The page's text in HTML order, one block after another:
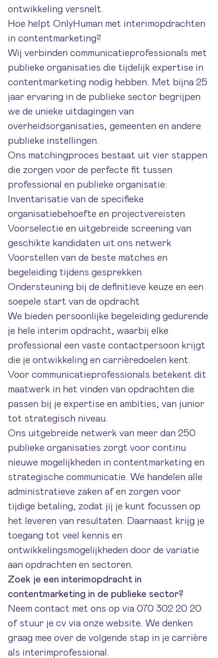
ontwikkeling versnelt.
Hoe helpt OnlyHuman met interimopdrachten
in contentmarketing?
Wij verbinden communicatieprofessionals met
publieke organisaties die tijdelijk expertise in
contentmarketing nodig hebben. Met bijna 25
jaar ervaring in de publieke sector begrijpen
we de unieke uitdagingen van
overheidsorganisaties, gemeenten en andere
publieke instellingen.
Ons matchingproces bestaat uit vier stappen
die zorgen voor de perfecte fit tussen
professional en publieke organisatie:
Inventarisatie van de specifieke
organisatiebehoefte en projectvereisten
Voorselectie en uitgebreide screening van
geschikte kandidaten uit ons netwerk
Voorstellen van de beste matches en
begeleiding tijdens gesprekken
Ondersteuning bij de definitieve keuze en een
soepele start van de opdracht
We bieden persoonlijke begeleiding gedurende
je hele interim opdracht, waarbij elke
professional een vaste contactpersoon krijgt
die je ontwikkeling en carrièredoelen kent.
Voor communicatieprofessionals betekent dit
maatwerk in het vinden van opdrachten die
passen bij je expertise en ambities, van junior
tot strategisch niveau.
Ons uitgebreide netwerk van meer dan 250
publieke organisaties zorgt voor continu
nieuwe mogelijkheden in contentmarketing en
strategische communicatie. We handelen alle
administratieve zaken af en zorgen voor
tijdige betaling, zodat jij je kunt focussen op
het leveren van resultaten. Daarnaast krijg je
toegang tot veel kennis en
ontwikkelingsmogelijkheden door de variatie
aan opdrachten en sectoren.
Zoek je een interimopdracht in
contentmarketing in de publieke sector?
Neem contact met ons op via 070 302 20 20
of stuur je cv via onze website. We denken
graag mee over de volgende stap in je carrière
als interimprofessional.